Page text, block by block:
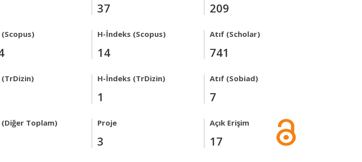
37 209
H-İndeks (Scopus)
14
Atıf (Scholar)
741
(TrDizin) H-İndeks (TrDizin)
1
Atıf (Sobiad)
7
(Diğer Toplam) Proje
3
Açık Erişim
17